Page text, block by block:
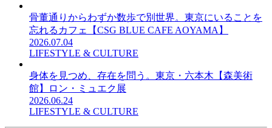
骨董通りからわずか数歩で別世界。東京にいることを
忘れるカフェ【CSG BLUE CAFE AOYAMA】
2026.07.04
LIFESTYLE & CULTURE
身体を見つめ、存在を問う。東京・六本木【森美術
館】ロン・ミュエク展
2026.06.24
LIFESTYLE & CULTURE